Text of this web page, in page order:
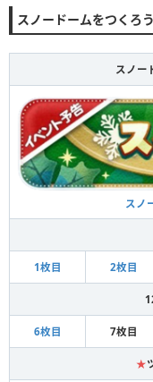
スノードームをつくろ
スノー
スノ
1枚目 2枚目
6枚目 7枚目
★